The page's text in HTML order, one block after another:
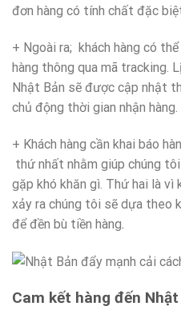
đơn hàng có tính chất đặc
+ Ngoài ra; khách hàng có
hàng thông qua mã tracking.
Nhật Bản sẽ được cập nhật
chủ động thời gian nhận hàng.
+ Khách hàng cần khai báo
thứ nhất nhằm giúp chúng
gặp khó khăn gì. Thứ hai là vì
xảy ra chúng tôi sẽ dựa theo
để đền bù tiền hàng.
Cam kết hàng đến Nhật